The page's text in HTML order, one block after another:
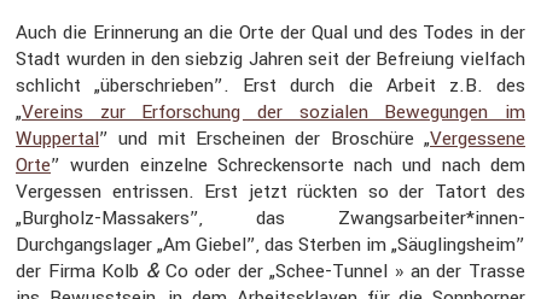
Auch die Erinne­rung an die Orte der Qual und des Todes in der
Stadt wurden in den siebzig Jahren seit der Befreiung vielfach
schlicht „überschrieben”. Erst durch die Arbeit z.B. des
„Vereins zur Erfor­schung der sozialen Bewegungen im
Wuppertal” und mit Erscheinen der Broschüre „Verges­sene
Orte” wurden einzelne Schre­cken­sorte nach und nach dem
Vergessen entrissen. Erst jetzt rückten so der Tatort des
„Burgholz-Massa­kers”, das Zwangsarbeiter*innen-
Durchgangslager „Am Giebel”, das Sterben im „Säuglings­heim”
der Firma Kolb &Co oder der „Schee-Tunnel » an der Trasse